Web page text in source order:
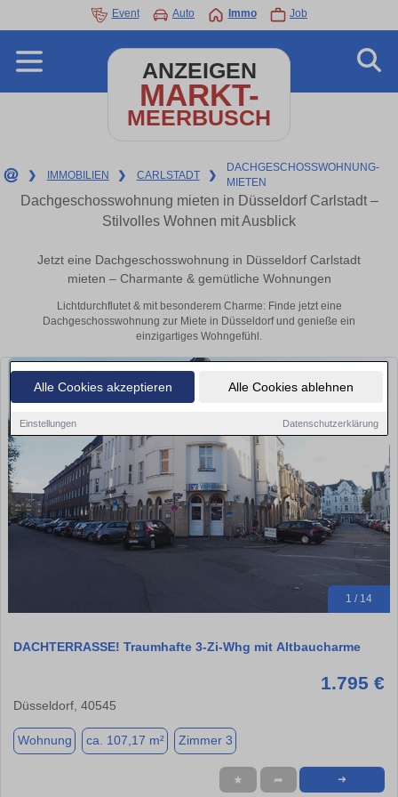
Alle Cookies akzeptieren Alle Cookies ablehnen
Einstellungen Datenschutzerklärung
Event Auto Immo Job
ANZEIGEN
MARKT-
MEERBUSCH
❯ IMMOBILIEN ❯ CARLSTADT ❯
DACHGESCHOSSWOHNUNG-
MIETEN
Dachgeschosswohnung mieten in Düsseldorf Carlstadt –
Stilvolles Wohnen mit Ausblick
Jetzt eine Dachgeschosswohnung in Düsseldorf Carlstadt
mieten – Charmante & gemütliche Wohnungen
Lichtdurchflutet & mit besonderem Charme: Finde jetzt eine
Dachgeschosswohnung zur Miete in Düsseldorf und genieße ein
einzigartiges Wohngefühl.
1 / 14
DACHTERRASSE! Traumhafte 3-Zi-Whg mit Altbaucharme
1.795 €
Düsseldorf, 40545
Wohnung ca. 107,17 m² Zimmer 3
★ ➦ ➜